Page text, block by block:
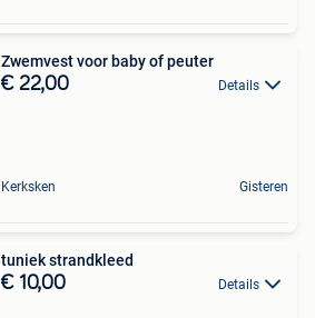
Zwemvest voor baby of peuter
€ 22,00 Details
Kerksken Gisteren
tuniek strandkleed
€ 10,00 Details